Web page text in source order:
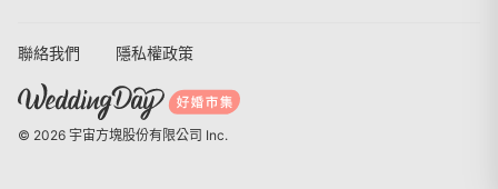
聯絡我們 隱私權政策
© 2026 宇宙方塊股份有限公司 Inc.